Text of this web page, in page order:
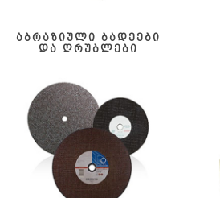
აბრაზიული ბადეები
და ღრუბლები